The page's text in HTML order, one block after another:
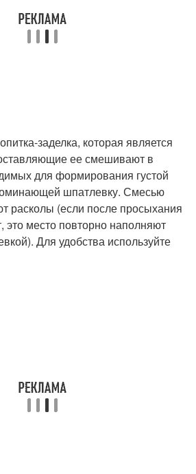
заделка, которая является
ее смешивают в
для формирования густой
шпатлевку. Смесью
расколы (если после просыхания
это место повторно наполняют
Для удобства используйте